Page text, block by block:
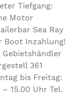
Tiefgang:
Motor
Sea Ray
Boot Inzahlung!
361
bis Freitag:
15.00 Uhr Tel.